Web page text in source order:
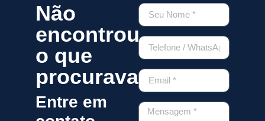
Não
encontrou
o que
procurava?
Entre em